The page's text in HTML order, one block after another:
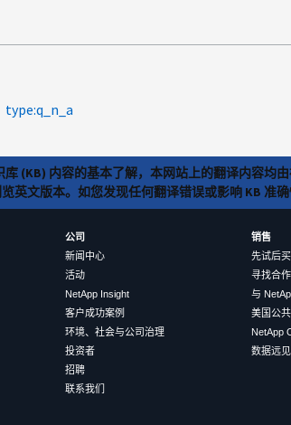
type:q_n_a
(KB) 内容的基本了解，本网站上的翻译内容均
英文版本。如您发现任何翻译错误或影响 KB 准
公司
新闻中心
活动
NetApp Insight
客户成功案例
环境、社会与公司治理
投资者
招聘
联系我们
销售
先试后买
寻找合
与
美国公
NetApp
数据远